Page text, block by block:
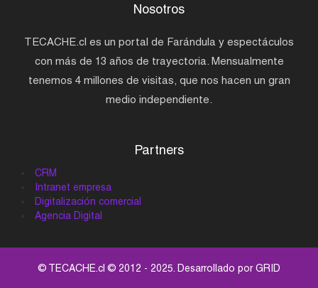
Nosotros
TECACHE.cl es un portal de Farándula y espectáculos
con más de 13 años de trayectoria. Mensualmente
tenemos 4 millones de visitas, que nos hacen un gran
medio independiente.
Partners
CRM
Intranet empresa
Digitalización comercial
Agencia Digital
© TECACHE.cl © 2012 - 2025. Desarrollado porGRID